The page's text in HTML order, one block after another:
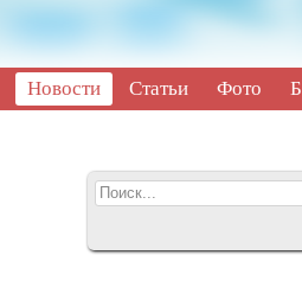
Новости Статьи Фото